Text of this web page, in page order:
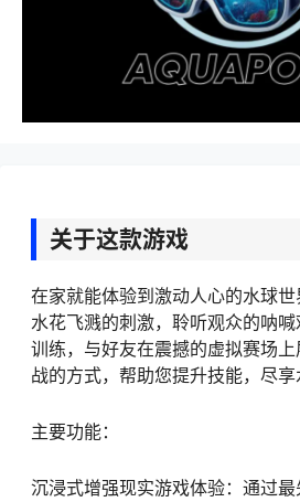
关于这款游戏
在家就能体验到激动人心的水球
水花飞溅的刺激，聆听观众的呐
训练，与好友在震撼的虚拟赛场
战的方式，帮助您提升技能，尽享
主要功能：
沉浸式增强现实游戏体验：通过